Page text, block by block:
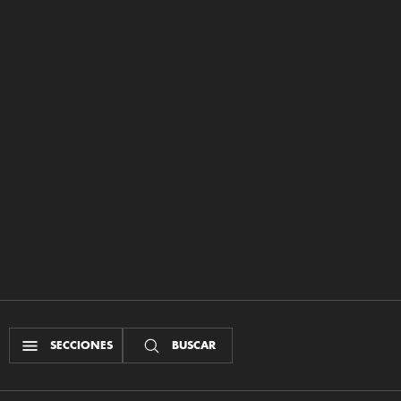
SECCIONES BUSCAR